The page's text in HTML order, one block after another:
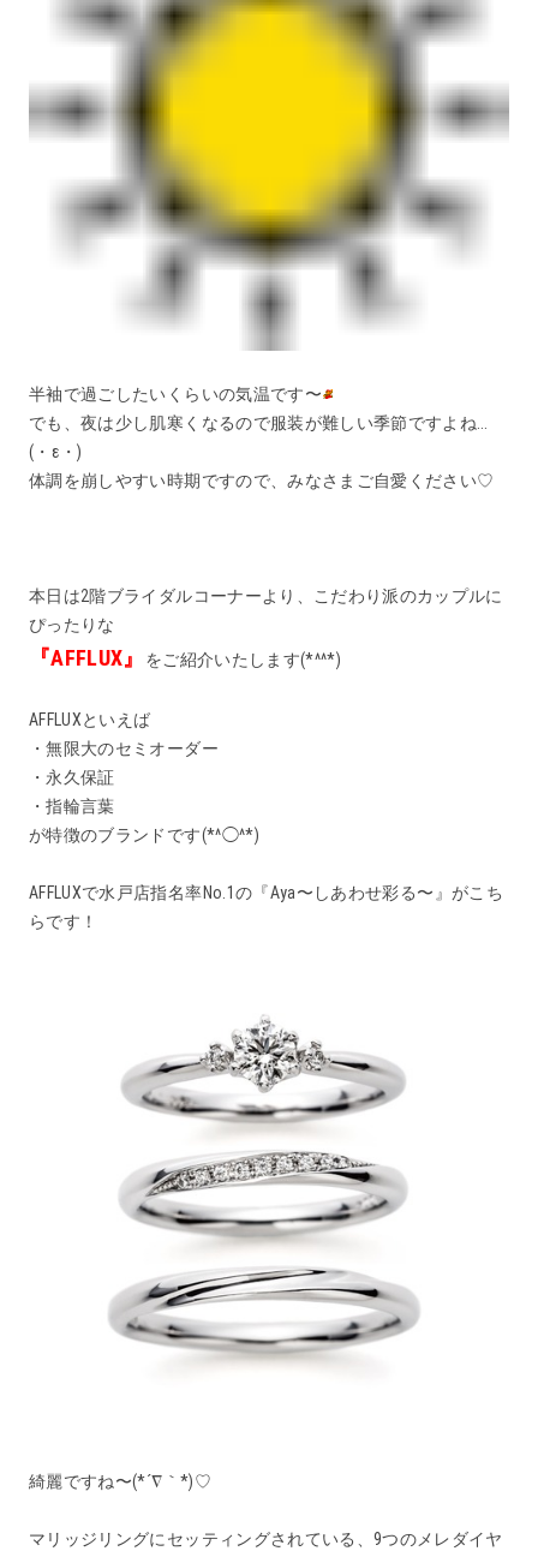
半袖で過ごしたいくらいの気温です〜
でも、夜は少し肌寒くなるので服装が難しい季節ですよね…
(・ε・)
体調を崩しやすい時期ですので、みなさまご自愛ください♡
本日は2階ブライダルコーナーより、こだわり派のカップルに
ぴったりな
『AFFLUX』 をご紹介いたします(*^^*)
AFFLUXといえば
・無限大のセミオーダー
・永久保証
・指輪言葉
が特徴のブランドです(*^◯^*)
AFFLUXで水戸店指名率No.1の『Aya〜しあわせ彩る〜』がこち
らです！
綺麗ですね〜(*´∇｀*)♡
マリッジリングにセッティングされている、9つのメレダイヤ